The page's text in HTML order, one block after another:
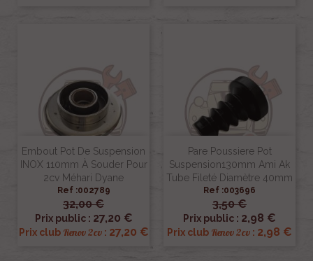
Embout Pot De Suspension
INOX 110mm À Souder Pour
2cv Méhari Dyane
Ref :002789
32,00 €
Prix public : 27,20 €
Prix club Renov 2cv: 27,20 €
Pare Poussiere Pot
Suspension130mm Ami Ak
Tube Fileté Diamètre 40mm
Ref :003696
3,50 €
Prix public : 2,98 €
Prix club Renov 2cv : 2,98 €